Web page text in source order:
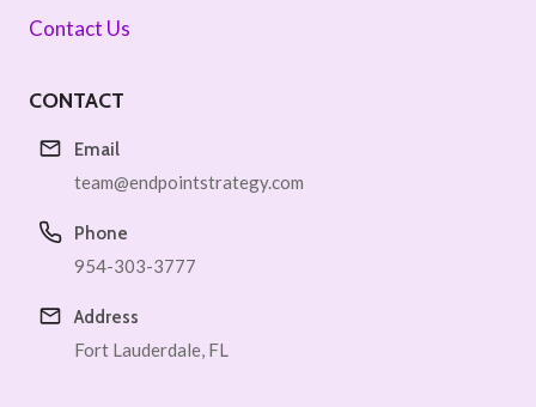
Contact Us
CONTACT
Email
team@endpointstrategy.com
Phone
954-303-3777
Address
Fort Lauderdale, FL